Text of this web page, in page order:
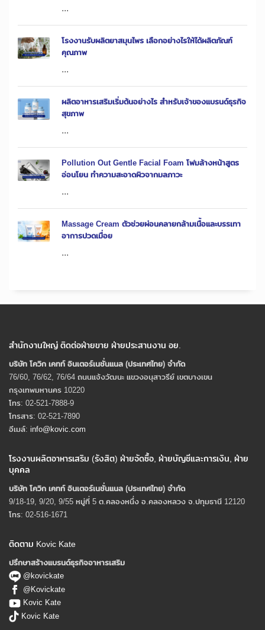
...
โรงงานรับผลิตยาสมุนไพร เลือกอย่างไรให้ได้ผลิตภัณฑ์
คุณภาพ
...
ผลิตอาหารเสริมเริ่มต้นอย่างไร สำหรับเจ้าของแบรนด์ธุรกิจ
สุขภาพ
...
Pollution Out Gentle Facial Foam โฟมล้างหน้าสูตร
อ่อนโยน ทำความสะอาดผิวจากมลภาวะ
...
Massage Cream ตัวช่วยผ่อนคลายกล้ามเนื้อและบรรเทา
อาการปวดเมื่อย
...
สำนักงานใหญ่ ติดต่อฝ่ายขาย ฝ่ายประสานงาน อย.
บริษัท โควิก เคทท์ อินเตอร์เนชั่นแนล (ประเทศไทย) จํากัด
76/60, 76/62, 76/64 ถนนแจ้งวัฒนะ แขวงอนุสาวรีย์ เขตบางเขน
กรุงเทพมหานคร 10220
โทร: 02-521-7888-9
โทรสาร: 02-521-7890
อีเมล์: info@kovic.com
โรงงานผลิตอาหารเสริม (รังสิต) ฝ่ายจัดซื้อ, ฝ่ายบัญชีและการเงิน, ฝ่าย
บุคคล
บริษัท โควิก เคทท์ อินเตอร์เนชั่นแนล (ประเทศไทย) จํากัด
9/18-19, 9/20, 9/55 หมู่ที่ 5 ต.คลองหนึ่ง อ.คลองหลวง จ.ปทุมธานี 12120
โทร: 02-516-1671
ติดตาม Kovic Kate
ปรึกษาสร้างแบรนด์ธุรกิจอาหารเสริม
@kovickate
@Kovickate
Kovic Kate
Kovic Kate